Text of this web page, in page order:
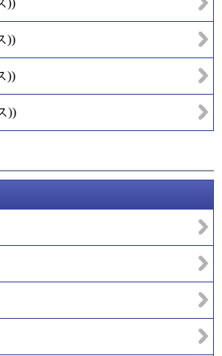
))
))
))
))